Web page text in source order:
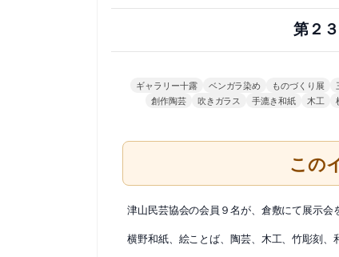
第２
ギャラリー十露 ベンガラ染め ものづくり展
創作陶芸
吹きガラス 手漉き和紙 木工
この
津山民芸協会の会員９名が、倉敷にて展示会
横野和紙、絵ことば、陶芸、木工、竹彫刻